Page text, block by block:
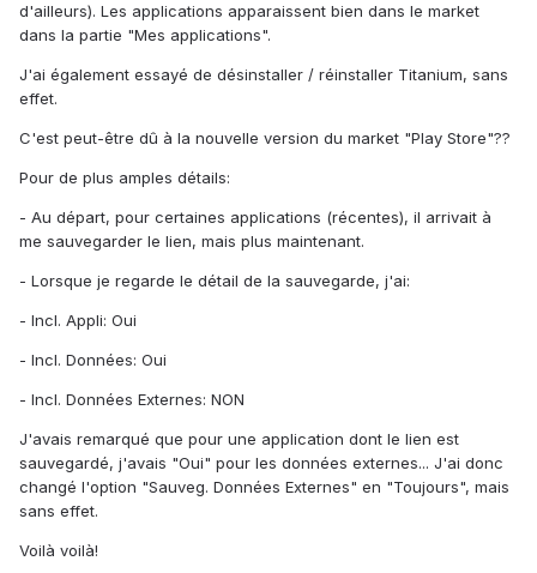
d'ailleurs). Les applications apparaissent bien dans le market
dans la partie "Mes applications".
J'ai également essayé de désinstaller / réinstaller Titanium, sans
effet.
C'est peut-être dû à la nouvelle version du market "Play Store"??
Pour de plus amples détails:
- Au départ, pour certaines applications (récentes), il arrivait à
me sauvegarder le lien, mais plus maintenant.
- Lorsque je regarde le détail de la sauvegarde, j'ai:
- Incl. Appli: Oui
- Incl. Données: Oui
- Incl. Données Externes: NON
J'avais remarqué que pour une application dont le lien est
sauvegardé, j'avais "Oui" pour les données externes... J'ai donc
changé l'option "Sauveg. Données Externes" en "Toujours", mais
sans effet.
Voilà voilà!